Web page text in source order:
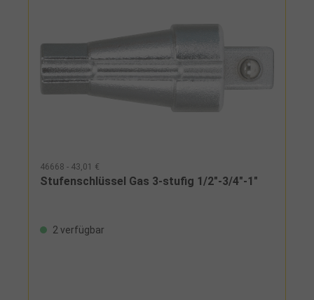
46668 - 43,01 €
Stufenschlüssel Gas 3-stufig 1/2"-3/4"-1"
2 verfügbar